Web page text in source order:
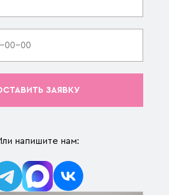
ЗАЯВКУ
напишите нам: